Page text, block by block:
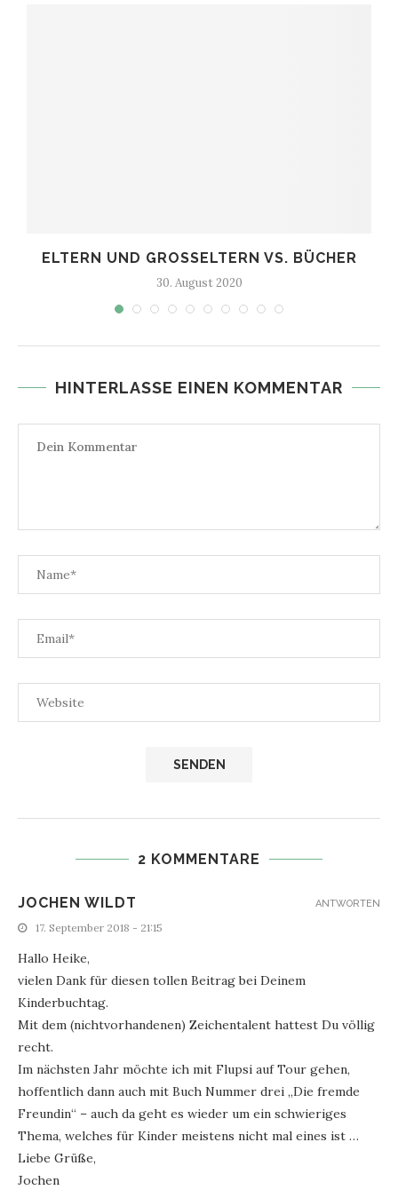
ELTERN UND GROSSELTERN VS. BÜCHER
30. August 2020
HINTERLASSE EINEN KOMMENTAR
2 KOMMENTARE
JOCHEN WILDT
17. September 2018 - 21:15
Hallo Heike,
vielen Dank für diesen tollen Beitrag bei Deinem
Kinderbuchtag.
Mit dem (nichtvorhandenen) Zeichentalent hattest Du völlig
recht.
Im nächsten Jahr möchte ich mit Flupsi auf Tour gehen,
hoffentlich dann auch mit Buch Nummer drei „Die fremde
Freundin“ – auch da geht es wieder um ein schwieriges
Thema, welches für Kinder meistens nicht mal eines ist …
Liebe Grüße,
Jochen
ANTWORTEN